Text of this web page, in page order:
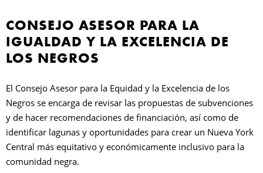
CONSEJO ASESOR PARA LA
IGUALDAD Y LA EXCELENCIA DE
LOS NEGROS
El Consejo Asesor para la Equidad y la Excelencia de los
Negros se encarga de revisar las propuestas de subvenciones
y de hacer recomendaciones de financiación, así como de
identificar lagunas y oportunidades para crear un Nueva York
Central más equitativo y económicamente inclusivo para la
comunidad negra.